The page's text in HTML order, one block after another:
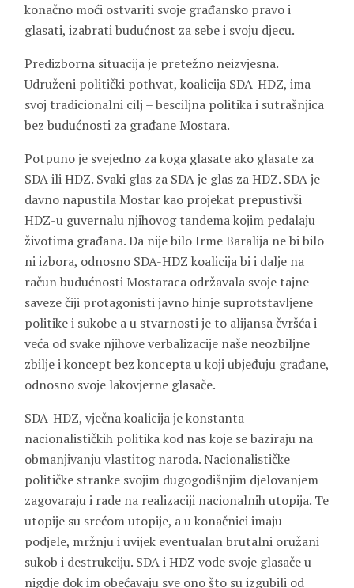
konačno moći ostvariti svoje građansko pravo i
glasati, izabrati budućnost za sebe i svoju djecu.
Predizborna situacija je pretežno neizvjesna.
Udruženi politički pothvat, koalicija SDA-HDZ, ima
svoj tradicionalni cilj – besciljna politika i sutrašnjica
bez budućnosti za građane Mostara.
Potpuno je svejedno za koga glasate ako glasate za
SDA ili HDZ. Svaki glas za SDA je glas za HDZ. SDA je
davno napustila Mostar kao projekat prepustivši
HDZ-u guvernalu njihovog tandema kojim pedalaju
životima građana. Da nije bilo Irme Baralija ne bi bilo
ni izbora, odnosno SDA-HDZ koalicija bi i dalje na
račun budućnosti Mostaraca održavala svoje tajne
saveze čiji protagonisti javno hinje suprotstavljene
politike i sukobe a u stvarnosti je to alijansa čvršća i
veća od svake njihove verbalizacije naše neozbiljne
zbilje i koncept bez koncepta u koji ubjeđuju građane,
odnosno svoje lakovjerne glasače.
SDA-HDZ, vječna koalicija je konstanta
nacionalističkih politika kod nas koje se baziraju na
obmanjivanju vlastitog naroda. Nacionalističke
političke stranke svojim dugogodišnjim djelovanjem
zagovaraju i rade na realizaciji nacionalnih utopija. Te
utopije su srećom utopije, a u konačnici imaju
podjele, mržnju i uvijek eventualan brutalni oružani
sukob i destrukciju. SDA i HDZ vode svoje glasače u
nigdje dok im obećavaju sve ono što su izgubili od